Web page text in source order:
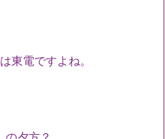
東電ですよね。